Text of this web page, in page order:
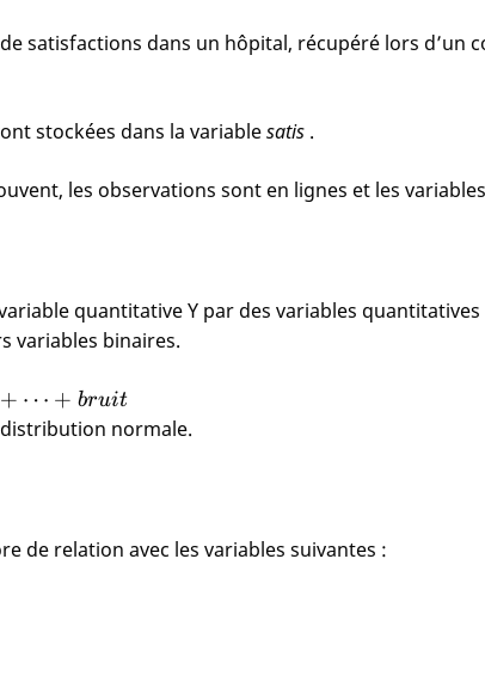
satisfactions dans un hôpital, récupéré lors d’un
stockées dans la variablesatis .
les observations sont en lignes et les
quantitative Y par des variables
variables binaires.
+ ⋯ + bruit
normale.
de relation avec les variables suivantes :